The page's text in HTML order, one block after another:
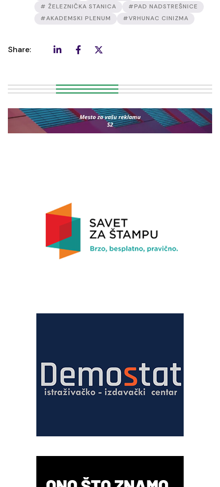
# ŽELEZNIČKA STANICA
#PAD NADSTREŠNICE
#AKADEMSKI PLENUM
#VRHUNAC CINIZMA
Share: